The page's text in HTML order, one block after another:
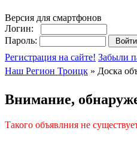
Версия для смартфонов
Логин:
Пароль:
Регистрация на сайте! Забыли
Наш Регион Троицк » Доска
Внимание,
Такого объявлния не